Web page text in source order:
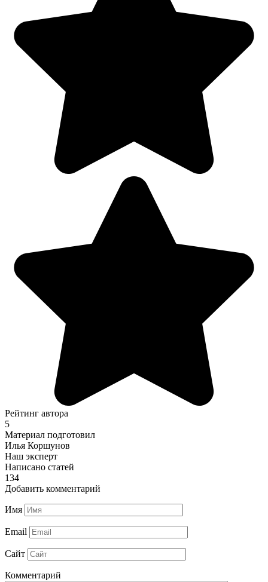
Рейтинг автора
5
Материал подготовил
Илья Коршунов
Наш эксперт
Написано статей
134
Добавить комментарий
Имя
Email
Сайт
Комментарий